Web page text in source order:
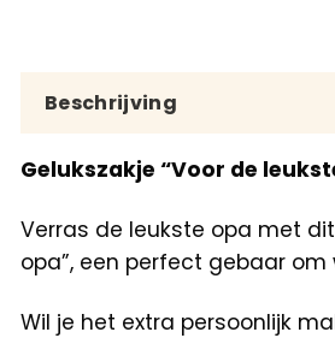
Beschrijving
Gelukszakje “Voor de
Verras de leukste opa met
opa”, een perfect gebaar
Wil je het extra persoonlijk